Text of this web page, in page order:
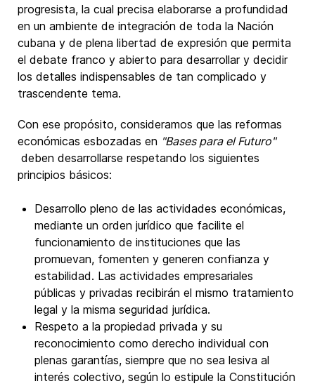
progresista, la cual precisa elaborarse a profundidad
en un ambiente de integración de toda la Nación
cubana y de plena libertad de expresión que permita
el debate franco y abierto para desarrollar y decidir
los detalles indispensables de tan complicado y
trascendente tema.
Con ese propósito, consideramos que las reformas
económicas esbozadas en "Bases para el Futuro"
deben desarrollarse respetando los siguientes
principios básicos:
Desarrollo pleno de las actividades económicas,
mediante un orden jurídico que facilite el
funcionamiento de instituciones que las
promuevan, fomenten y generen confianza y
estabilidad. Las actividades empresariales
públicas y privadas recibirán el mismo tratamiento
legal y la misma seguridad jurídica.
Respeto a la propiedad privada y su
reconocimiento como derecho individual con
plenas garantías, siempre que no sea lesiva al
interés colectivo, según lo estipule la Constitución